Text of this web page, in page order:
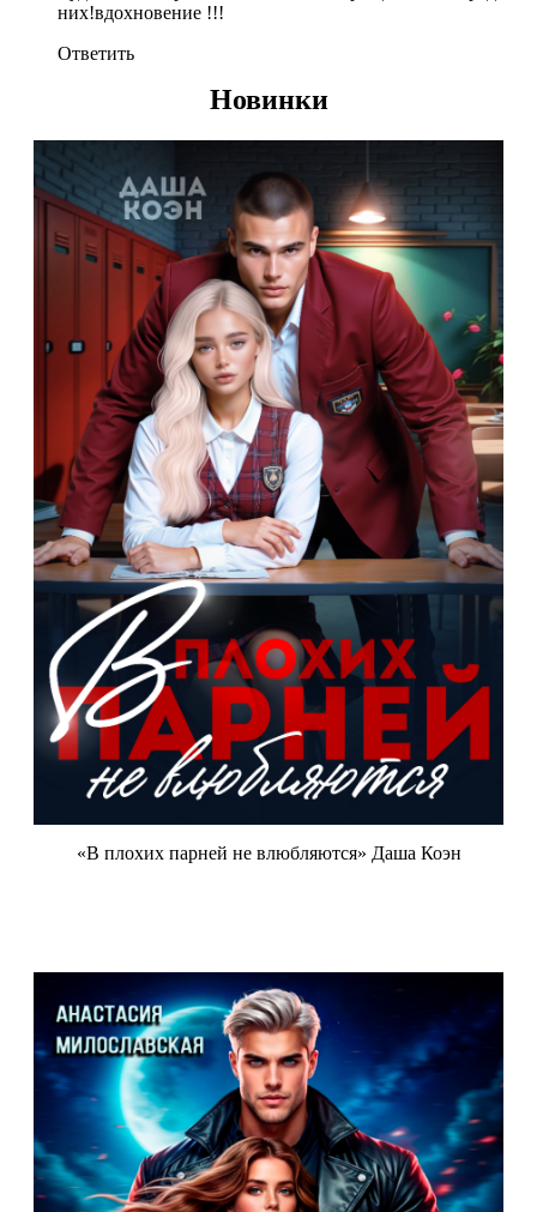
них!вдохновение !!!
Ответить
Новинки
«В плохих парней не влюбляются» Даша Коэн